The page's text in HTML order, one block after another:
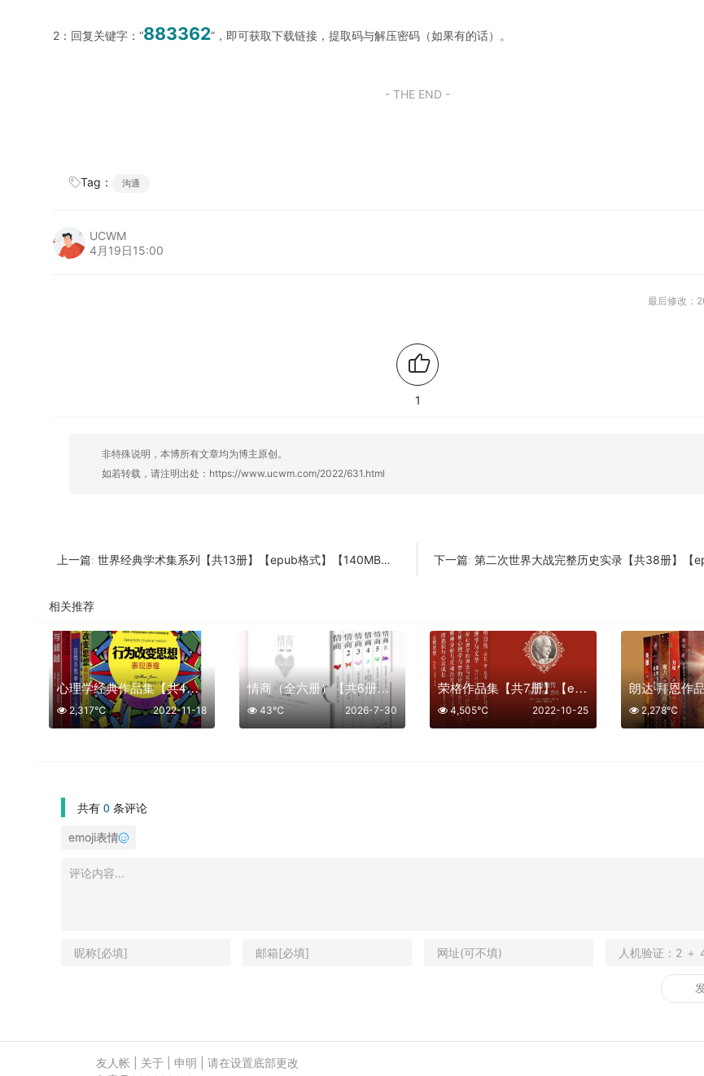
2：回复关键字：“883362”，即可获取下载链接，提取码与解压密码（如果有的话）。
- THE END -
Tag： 沟通
UCWM
4月19日15:00
最后修改：
1
非特殊说明，本博所有文章均为博主原创。
如若转载，请注明出处： https://www.ucwm.com/2022/631.html
上一篇: 世界经典学术集系列【共13册】【epub格式】【140MB】【编号：572319】 下一篇: 第二次世界大战完整历史实录【共38册】【epub格式】【5.5MB
相关推荐
心理学经典作品集【共4册】【epub格式】【0.9MB】【编号：529819】
2022-11-18
2,317℃
情商（全六册）【共6册】【epub格式】【3.0MB】【编号：072116】
2026-7-30
43℃
荣格作品集【共7册】【epub格式】【7.2MB】【编号：197287】
2022-10-25
4,505℃ 2,278℃
共有 0 条评论
emoji表情
友人帐 关于| 申明
请在设置底部更改